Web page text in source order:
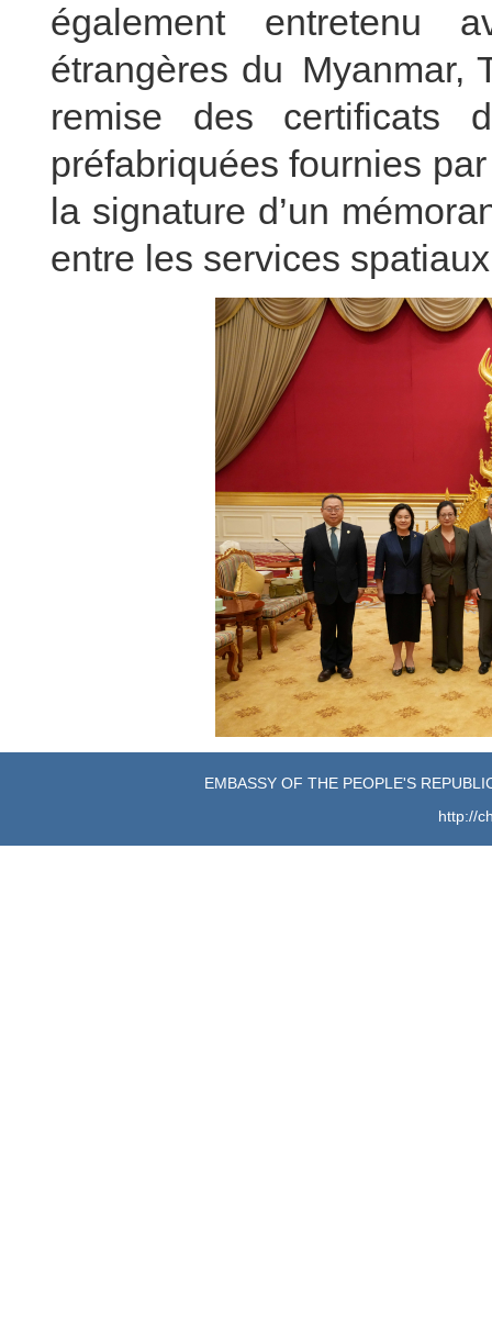
également entretenu
étrangères du Myanmar,
remise des certificats
préfabriquées fournies
la signature d’un
entre les services
EMBASSY OF THE PEOPLE'S
http://